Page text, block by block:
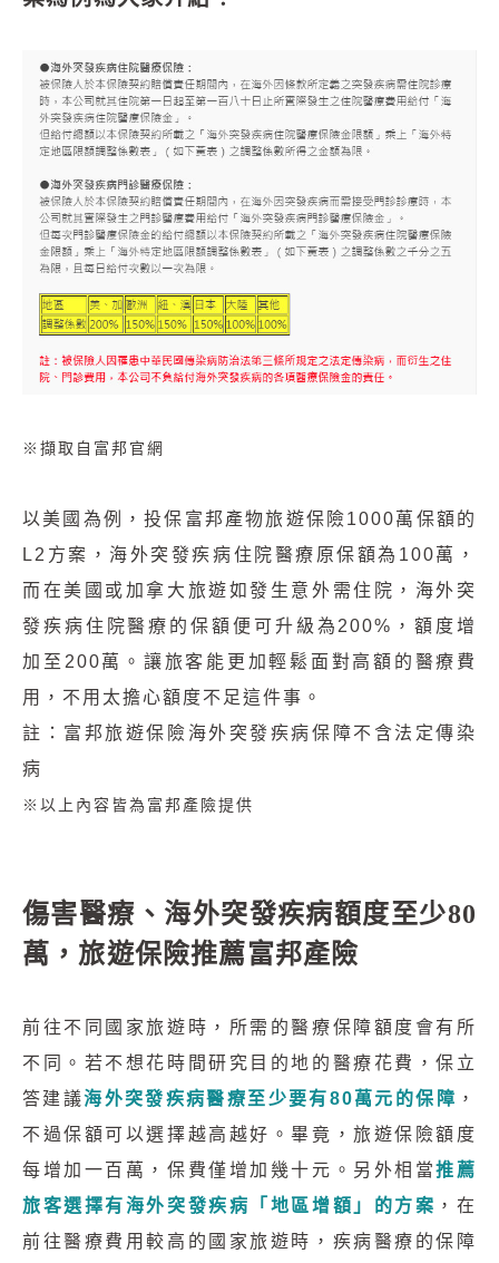
※ 擷取自富邦官網
以美國為例，投保富邦產物旅遊保險1000萬保額的
L2方案，海外突發疾病住院醫療原保額為100萬，
而在美國或加拿大旅遊如發生意外需住院，海外突
發疾病住院醫療的保額便可升級為200%，額度增
加至200萬。讓旅客能更加輕鬆面對高額的醫療費
用，不用太擔心額度不足這件事。
註：富邦旅遊保險海外突發疾病保障不含法定傳染
病
※以上內容皆為富邦產險提供
傷害醫療、海外突發疾病額度至少80
萬，旅遊保險推薦富邦產險
前往不同國家旅遊時，所需的醫療保障額度會有所
不同。若不想花時間研究目的地的醫療花費，保立
答建議海外突發疾病醫療至少要有80萬元的保障 ，
不過保額可以選擇越高越好。畢竟，旅遊保險額度
每增加一百萬，保費僅增加幾十元。另外相當推薦
旅客選擇有海外突發疾病「地區增額」的方案 ，在
前往醫療費用較高的國家旅遊時，疾病醫療的保障